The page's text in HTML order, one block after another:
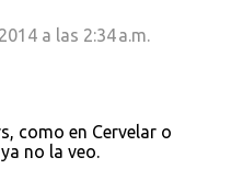
a las 2:34 a.m.
como en Cervelar o
no la veo.